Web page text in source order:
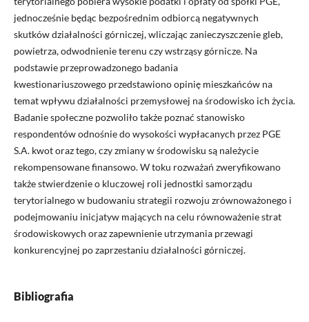
jednocześnie będąc bezpośrednim odbiorcą negatywnych
skutków działalności górniczej, wliczając zanieczyszczenie gleb,
powietrza, odwodnienie terenu czy wstrząsy górnicze. Na
podstawie przeprowadzonego badania
kwestionariuszowego przedstawiono opinię mieszkańców na
temat wpływu działalności przemysłowej na środowisko ich życia.
Badanie społeczne pozwoliło także poznać stanowisko
respondentów odnośnie do wysokości wypłacanych przez PGE
S.A. kwot oraz tego, czy zmiany w środowisku są należycie
rekompensowane finansowo. W toku rozważań zweryfikowano
także stwierdzenie o kluczowej roli jednostki samorządu
terytorialnego w budowaniu strategii rozwoju zrównoważonego i
podejmowaniu inicjatyw mających na celu równoważenie strat
środowiskowych oraz zapewnienie utrzymania przewagi
konkurencyjnej po zaprzestaniu działalności górniczej.
Bibliografia